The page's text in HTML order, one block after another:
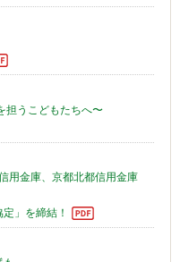
担うこどもたちへ〜
用金庫、京都北都信用金庫
」を締結！